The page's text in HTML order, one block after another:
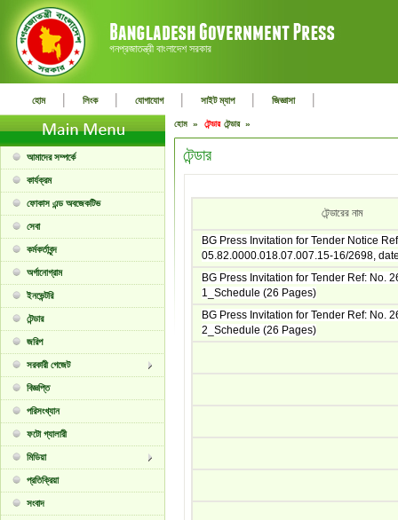
গনপ্রজাতন্ত্রী বাংলাদেশ সরকার
হোম | লিংক | যোগাযোগ | সাইট ম্যাপ | জিজ্ঞাসা |
আমাদের সম্পর্কে
কার্যক্রম
ফোকাস এন্ড অবজেকটিভ
সেবা
কর্মকর্তাবৃন্দ
অর্গানোগ্রাম
ইনভেন্টরি
টেন্ডার
জরিপ
সরকারী গেজেট
বিজ্ঞপ্তি
পরিসংখ্যান
ফটো গ্যালারী
মিডিয়া
প্রতিক্রিয়া
সংবাদ
হোম » টেন্ডার টেন্ডার »
টেন্ডার
টেন্ডারের নাম
BG Press Invitation for Tender Notice
05.82.0000.018.07.007.15-16/2698,
BG Press Invitation for Tender Ref: No.
1_Schedule (26 Pages)
BG Press Invitation for Tender Ref: No.
2_Schedule (26 Pages)